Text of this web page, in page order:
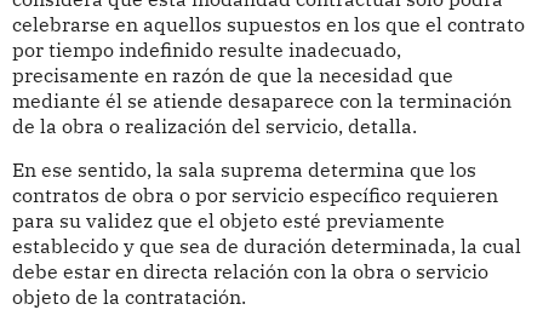
celebrarse en aquellos supuestos en los que el contrato
por tiempo indefinido resulte inadecuado,
precisamente en razón de que la necesidad que
mediante él se atiende desaparece con la terminación
de la obra o realización del servicio, detalla.
En ese sentido, la sala suprema determina que los
contratos de obra o por servicio específico requieren
para su validez que el objeto esté previamente
establecido y que sea de duración determinada, la cual
debe estar en directa relación con la obra o servicio
objeto de la contratación.